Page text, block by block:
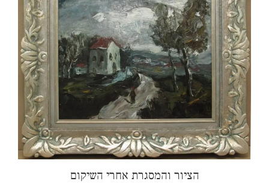
הציור והמסגרת אחרי השיקום